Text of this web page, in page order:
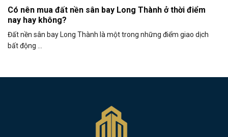
Có nên mua đất nền sân bay Long Thành ở thời điểm
nay hay không?
Đất nền sân bay Long Thành là một trong những điểm giao dịch
bất động ...